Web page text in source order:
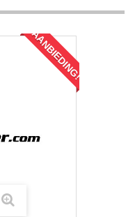
AANBIEDING!